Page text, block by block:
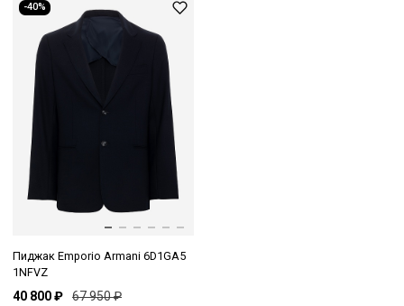
-40%
Пиджак Emporio Armani 6D1GA5
1NFVZ
40 800 ₽ 67 950 ₽